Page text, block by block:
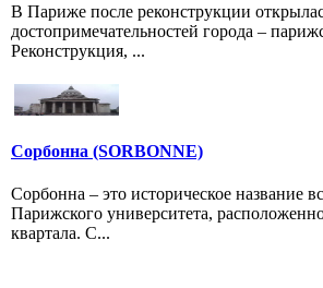
В Париже после реконструкции
достопримечательностей города –
Реконструкция, ...
Сорбонна (SORBONNE)
Сорбонна – это историческое название
Парижского университета,
квартала. С...